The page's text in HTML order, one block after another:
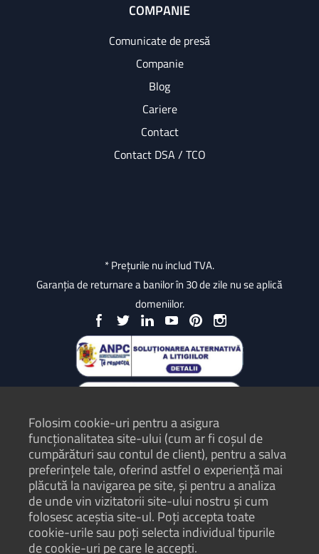
COMPANIE
Comunicate de presă
Companie
Blog
Cariere
Contact
Contact DSA / TCO
* Prețurile nu includ TVA.
Garanția de returnare a banilor în 30 de zile nu se aplică
domeniilor.
Protecția Consumatorilor - ANPC
Termeni și condiții
Politică de confidențialitate
Folosim cookie-uri pentru a asigura
funcționalitatea site-ului (cum ar fi coșul de
cumpărături sau contul de client), pentru a salva
preferințele tale, oferind astfel o experiență mai
plăcută la navigarea pe site, și pentru a analiza
de unde vin vizitatorii site-ului nostru și cum
folosesc aceștia site-ul. Poți accepta toate
cookie-urile sau poți selecta individual tipurile
de cookie-uri pe care le accepți.